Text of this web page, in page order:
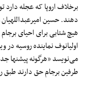
برخلاف اروپا که عجله دارد
دهند. حسین
هیچ شتابی برای احیای
اولیانوف نماینده روسیه
می‌نویسد «هرگونه پیشنها
طرفین برجام حق دارند طبق